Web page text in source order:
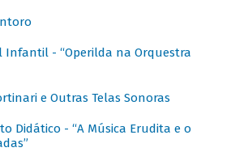
Infantil - “Operilda na Orquestra
e Outras Telas Sonoras
Didático - “A Música Erudita e o